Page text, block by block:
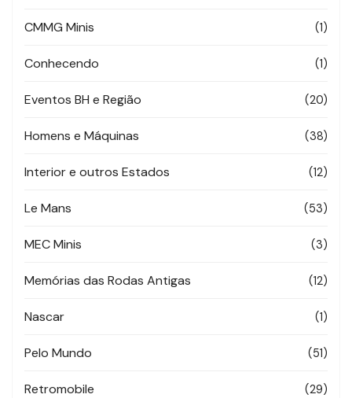
CMMG Minis (1)
Conhecendo (1)
Eventos BH e Região (20)
Homens e Máquinas (38)
Interior e outros Estados (12)
Le Mans (53)
MEC Minis (3)
Memórias das Rodas Antigas (12)
Nascar (1)
Pelo Mundo (51)
Retromobile (29)